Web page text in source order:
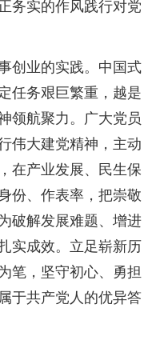
务实的作风践行对党
创业的实践。中国式
任务艰巨繁重，越是
领航聚力。广大党员
伟大建党精神，主动
在产业发展、民生保
份、作表率，把崇敬
破解发展难题、增进
实成效。立足崭新历
笔，坚守初心、勇担
于共产党人的优异答